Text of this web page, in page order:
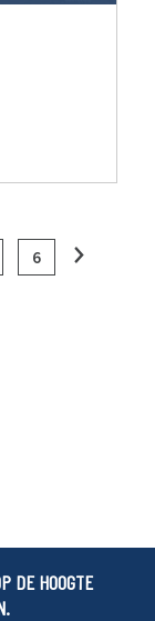
6
DE HOOGTE